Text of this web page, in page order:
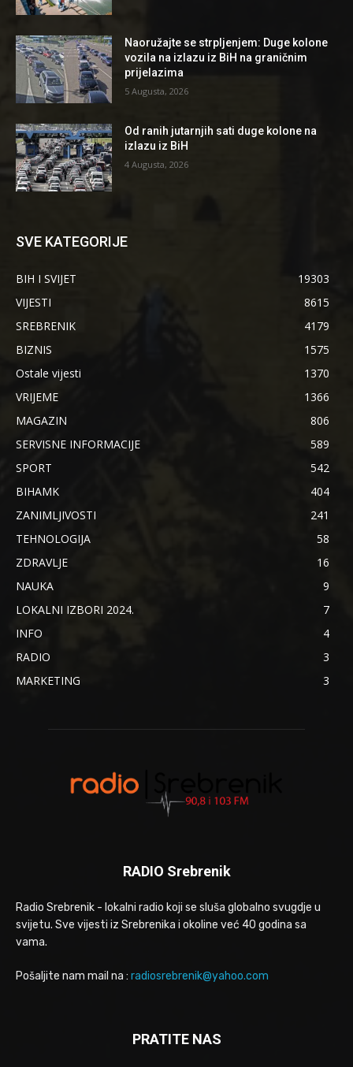
Naoružajte se strpljenjem: Duge kolone
vozila na izlazu iz BiH na graničnim
prijelazima
5 Augusta, 2026
Od ranih jutarnjih sati duge kolone na
izlazu iz BiH
4 Augusta, 2026
SVE KATEGORIJE
BIH I SVIJET
19303
VIJESTI
8615
SREBRENIK
4179
BIZNIS
1575
Ostale vijesti
1370
VRIJEME
1366
MAGAZIN
806
SERVISNE INFORMACIJE
589
SPORT
542
BIHAMK
404
ZANIMLJIVOSTI
241
TEHNOLOGIJA
58
ZDRAVLJE
16
NAUKA
9
LOKALNI IZBORI 2024.
7
INFO
4
RADIO
3
MARKETING
3
RADIO Srebrenik
Radio Srebrenik - lokalni radio koji se sluša globalno svugdje u
svijetu. Sve vijesti iz Srebrenika i okoline već 40 godina sa
vama.
Pošaljite nam mail na : radiosrebrenik@yahoo.com
PRATITE NAS